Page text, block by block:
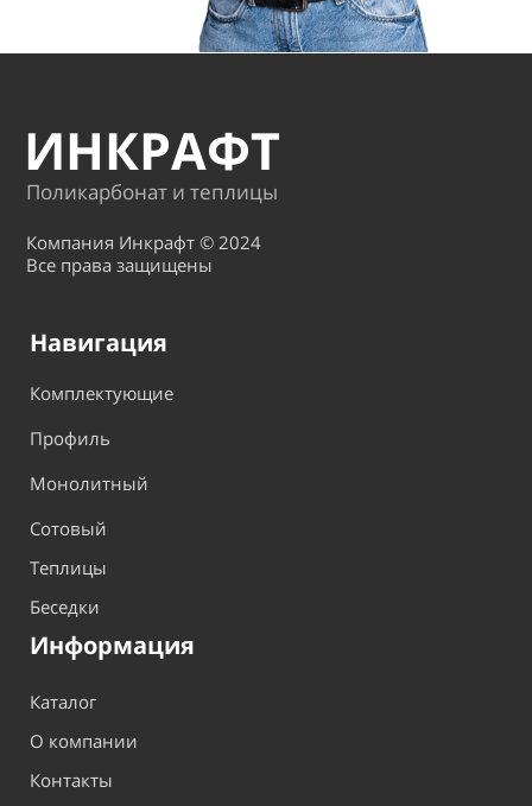
ИНКРАФТ
Поликарбонат и теплицы
Компания Инкрафт © 2024
Все права защищены
Навигация
Комплектующие
Профиль
Монолитный
Сотовый
Теплицы
Беседки
Информация
Каталог
О компании
Контакты